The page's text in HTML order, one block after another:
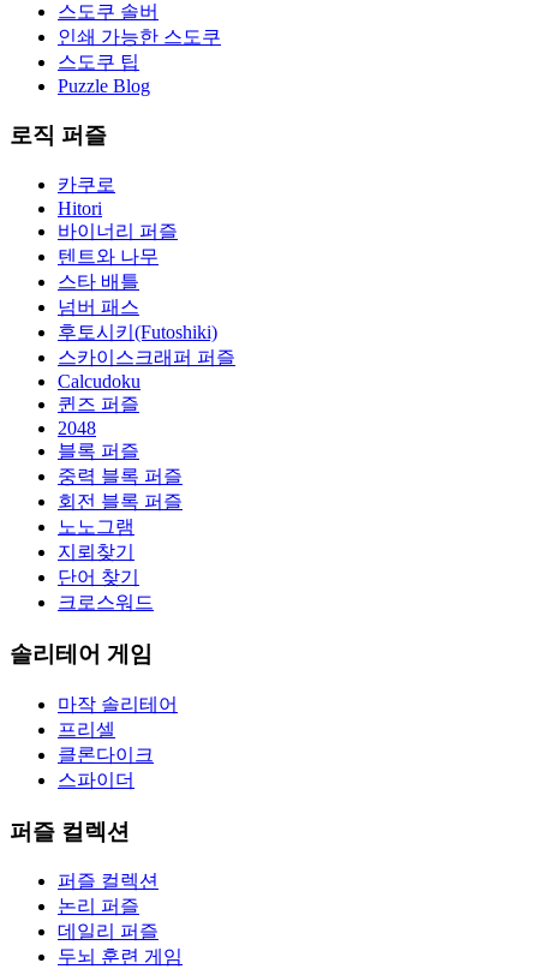
스도쿠 솔버
인쇄 가능한 스도쿠
스도쿠 팁
Puzzle Blog
로직 퍼즐
카쿠로
Hitori
바이너리 퍼즐
텐트와 나무
스타 배틀
넘버 패스
후토시키(Futoshiki)
스카이스크래퍼 퍼즐
Calcudoku
퀸즈 퍼즐
2048
블록 퍼즐
중력 블록 퍼즐
회전 블록 퍼즐
노노그램
지뢰찾기
단어 찾기
크로스워드
솔리테어 게임
마작 솔리테어
프리셀
클론다이크
스파이더
퍼즐 컬렉션
퍼즐 컬렉션
논리 퍼즐
데일리 퍼즐
두뇌 훈련 게임